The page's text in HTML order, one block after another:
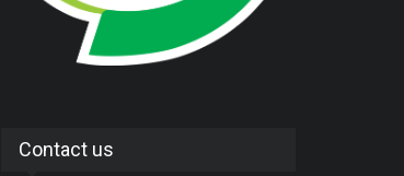
Contact us